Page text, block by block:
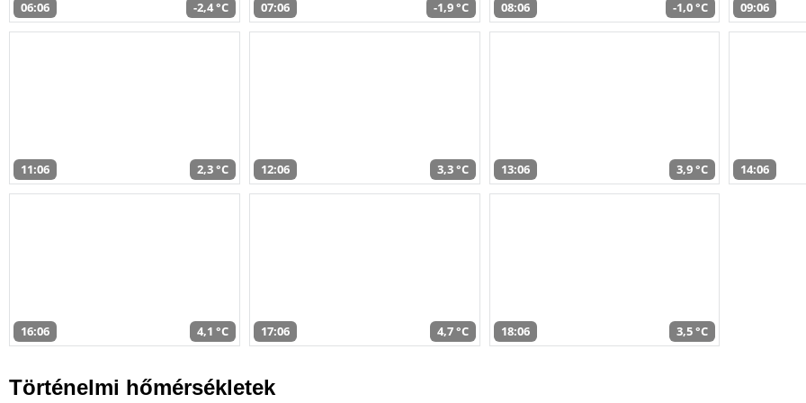
06:06 -2,4 °C 07:06 -1,9 °C 08:06 -1,0 °C 09:06
11:06 2,3 °C 12:06 3,3 °C 13:06 3,9 °C 14:06
16:06 4,1 °C 17:06 4,7 °C 18:06 3,5 °C
Történelmi hőmérsékletek